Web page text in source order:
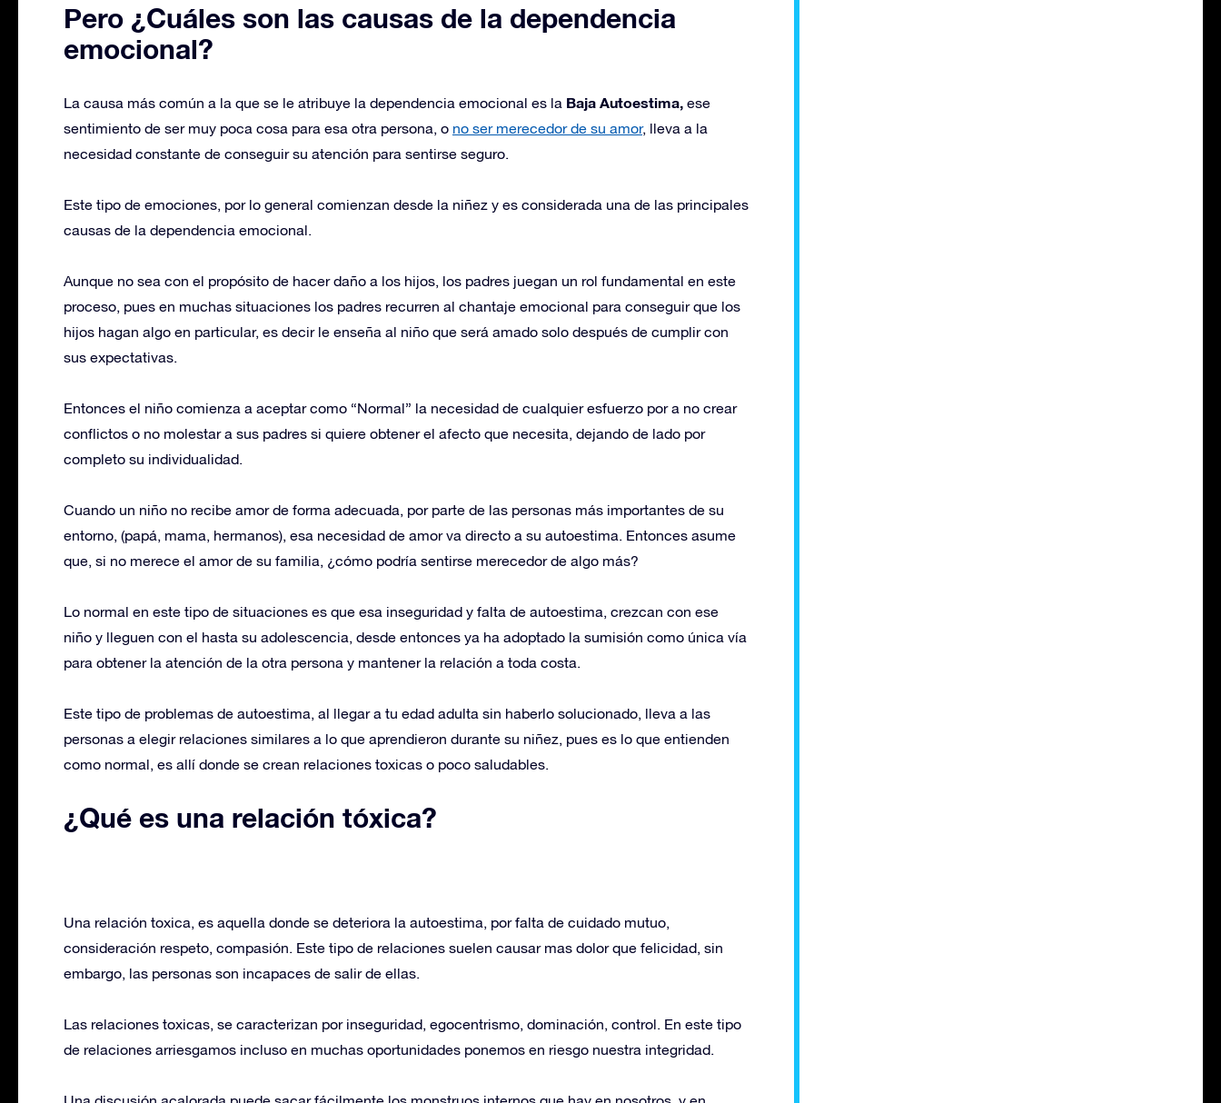
Pero ¿Cuáles son las causas de la dependencia
emocional?
La causa más común a la que se le atribuye la dependencia emocional es la Baja Autoestima, ese
sentimiento de ser muy poca cosa para esa otra persona, o no ser merecedor de su amor, lleva a la
necesidad constante de conseguir su atención para sentirse seguro.
Este tipo de emociones, por lo general comienzan desde la niñez y es considerada una de las principales
causas de la dependencia emocional.
Aunque no sea con el propósito de hacer daño a los hijos, los padres juegan un rol fundamental en este
proceso, pues en muchas situaciones los padres recurren al chantaje emocional para conseguir que los
hijos hagan algo en particular, es decir le enseña al niño que será amado solo después de cumplir con
sus expectativas.
Entonces el niño comienza a aceptar como “Normal” la necesidad de cualquier esfuerzo por a no crear
conflictos o no molestar a sus padres si quiere obtener el afecto que necesita, dejando de lado por
completo su individualidad.
Cuando un niño no recibe amor de forma adecuada, por parte de las personas más importantes de su
entorno, (papá, mama, hermanos), esa necesidad de amor va directo a su autoestima. Entonces asume
que, si no merece el amor de su familia, ¿cómo podría sentirse merecedor de algo más?
Lo normal en este tipo de situaciones es que esa inseguridad y falta de autoestima, crezcan con ese
niño y lleguen con el hasta su adolescencia, desde entonces ya ha adoptado la sumisión como única vía
para obtener la atención de la otra persona y mantener la relación a toda costa.
Este tipo de problemas de autoestima, al llegar a tu edad adulta sin haberlo solucionado, lleva a las
personas a elegir relaciones similares a lo que aprendieron durante su niñez, pues es lo que entienden
como normal, es allí donde se crean relaciones toxicas o poco saludables.
¿Qué es una relación tóxica?
Una relación toxica, es aquella donde se deteriora la autoestima, por falta de cuidado mutuo,
consideración respeto, compasión. Este tipo de relaciones suelen causar mas dolor que felicidad, sin
embargo, las personas son incapaces de salir de ellas.
Las relaciones toxicas, se caracterizan por inseguridad, egocentrismo, dominación, control. En este tipo
de relaciones arriesgamos incluso en muchas oportunidades ponemos en riesgo nuestra integridad.